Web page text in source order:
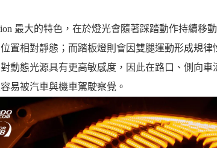
最大的特色，在於燈光會隨著踩踏動作持續移
置相對靜態；而踏板燈則會因雙腿運動形成規
動態光源具有更高敏感度，因此在路口、側向
易被汽車與機車駕駛察覺。